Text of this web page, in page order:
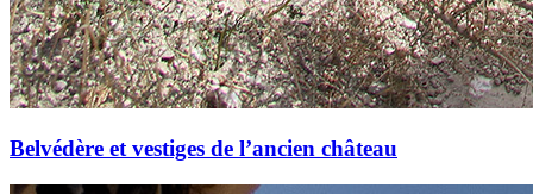
Belvédère et vestiges de l’ancien château